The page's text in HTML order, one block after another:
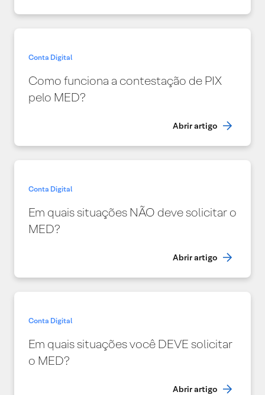
Conta Digital
Como funciona a contestação de PIX
pelo MED?
Abrir artigo
Conta Digital
Em quais situações NÃO deve solicitar o
MED?
Abrir artigo
Conta Digital
Em quais situações você DEVE solicitar
o MED?
Abrir artigo